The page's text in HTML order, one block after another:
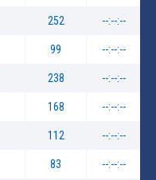
252 --:--:--
99 --:--:--
238 --:--:--
168 --:--:--
112 --:--:--
83 --:--:--